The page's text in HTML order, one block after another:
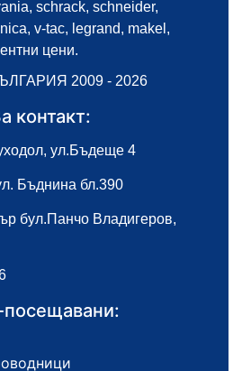
schrack, schneider,
v-tac, legrand, makel,
цени.
2009 - 2026
контакт:
ул.Бъдеще 4
Бъднина бл.390
бул.Панчо Владигеров,